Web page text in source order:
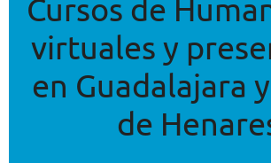
Cursos de
virtuales y
en Guadalajara
de